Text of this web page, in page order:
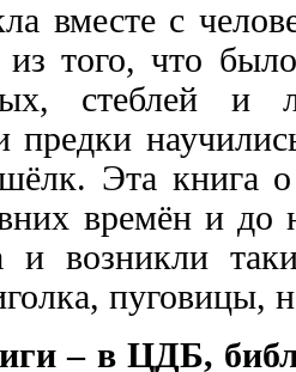
вместе с
того, что
стеблей и
шёлк. Эта книга
времён и
и возникли
пуговицы,
– в ЦДБ,